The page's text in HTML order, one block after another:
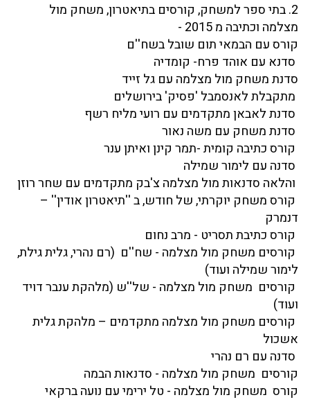
2. בתי ספר למשחק, קורסים בתיאטרון, משחק מול
מצלמה וכתיבה מ 2015 -
קורס עם הבמאי תום שובל בשח''ם
סדנא עם אוהד פרח- קומדיה
סדנת משחק מול מצלמה עם גל זייד
מתקבלת לאנסמבל 'פסיק' בירושלים
סדנת לאבאן מתקדמים עם רועי מליח רשף
סדנת משחק עם משה נאור
קורס כתיבה קומית -תמר קינן ואיתן ענר
סדנה עם לימור שמילה
והלאה סדנאות מול מצלמה צ'בק מתקדמים עם שחר רוזן
קורס משחק יוקרתי, של חודש, ב ''תיאטרון אודין'' –
דנמרק
קורס כתיבת תסריט - מרב נחום
קורסים משחק מול מצלמה - שח''ם (רם נהרי, גלית גילת,
לימור שמילה ועוד)
קורסים משחק מול מצלמה - של''ש (מלהקת ענבר דויד
ועוד)
קורסים משחק מול מצלמה מתקדמים – מלהקת גלית
אשכול
סדנה עם רם נהרי
קורסים משחק מול מצלמה - סדנאות הבמה
קורס משחק מול מצלמה - טל ירימי עם נועה ברקאי